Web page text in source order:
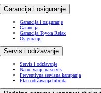
Garancija i osiguranje
Garancija i osiguranje
Garancija
Garancija Toyota Relax
Osiguranje
Servis i održavanje
Servis i održavanje
Naručivanje na servis
Preventivna servisna kampanja
Plan održavanja hibrida